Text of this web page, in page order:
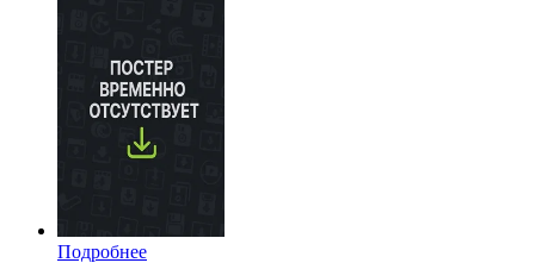
Подробнее